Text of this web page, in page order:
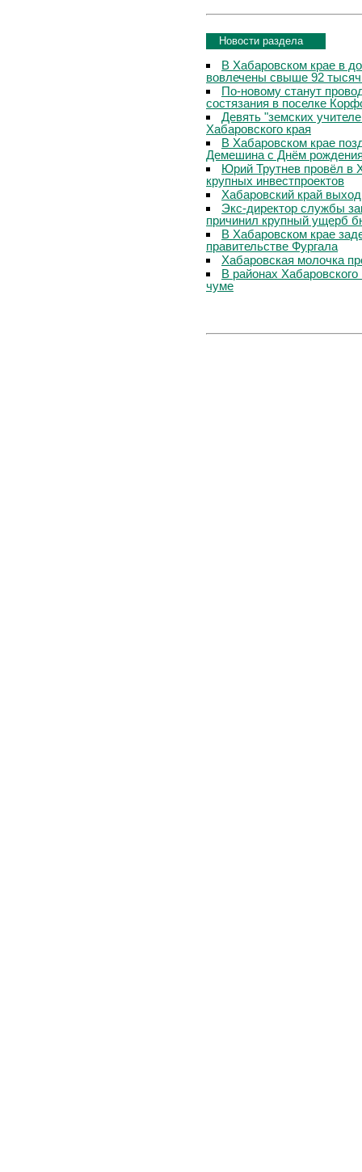
Новости раздела
В Хабаровском крае в
вовлечены свыше 92 тысяч
По-новому станут
состязания в поселке
Девять "земских
Хабаровского края
В Хабаровском крае
Демешина с Днём
Юрий Трутнев провёл в
крупных инвестпроектов
Хабаровский край
Экс-директор службы
причинил крупный ущерб
В Хабаровском крае
правительстве Фургала
Хабаровская молочка
В районах
чуме